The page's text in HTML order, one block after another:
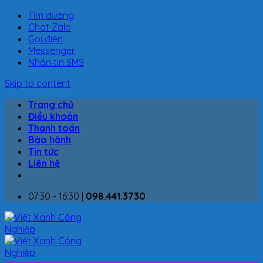
Tìm đường
Chat Zalo
Gọi điện
Messenger
Nhắn tin SMS
Skip to content
Trang chủ
Điều khoản
Thanh toán
Bảo hành
Tin tức
Liên hệ
07:30 - 16:30 | 098.441.3730